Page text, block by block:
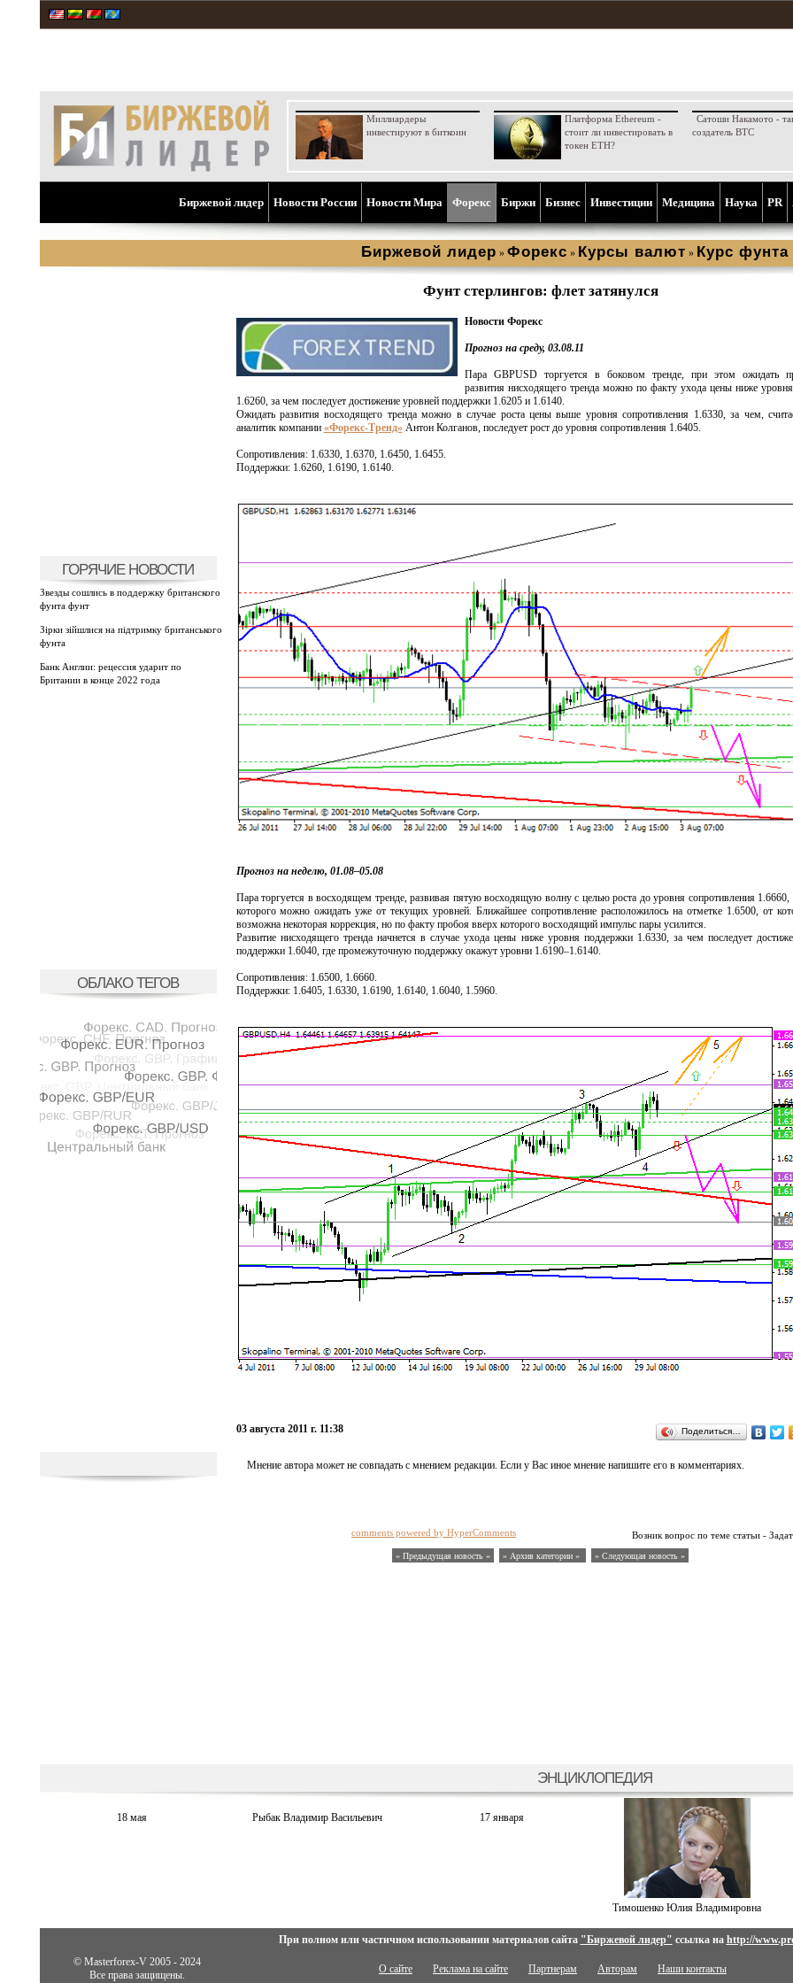
Миллиардеры
инвестируют в биткоин
Платформа Ethereum -
стоит ли инвестировать в
токен ETH?
Сатоши Накамото -
создатель BTC
Биржевой лидер Новости России Новости Мира Форекс Биржи Бизнес Инвестиции Медицина Наука PR
Биржевой лидер » Форекс » Курсы валют » Курс фунта
ГОРЯЧИЕ НОВОСТИ
Звезды сошлись в поддержку британского
фунта фунт
Зірки зійшлися на підтримку британського
фунта
Банк Англии: рецессия ударит по
Британии в конце 2022 года
ОБЛАКО ТЕГОВ
Фунт стерлингов: флет затянулся
Новости Форекс
Прогноз на среду, 03.08.11
Пара GBPUSD торгуется в боковом тренде, при этом ожидать
развития нисходящего тренда можно по факту ухода цены ниже
1.6260, за чем последует достижение уровней поддержки 1.6205 и 1.6140.
Ожидать развития восходящего тренда можно в случае роста цены выше уровня сопротивления 1.6330, за чем,
аналитик компании «Форекс-Тренд»Антон Колганов, последует рост до уровня сопротивления 1.6405.
Сопротивления: 1.6330, 1.6370, 1.6450, 1.6455.
Поддержки: 1.6260, 1.6190, 1.6140.
Прогноз на неделю, 01.08–05.08
Пара торгуется в восходящем тренде, развивая пятую восходящую волну с целью роста до уровня сопротивления 1.6660,
которого можно ожидать уже от текущих уровней. Ближайшее сопротивление расположилось на отметке 1.6500, от
возможна некоторая коррекция, но по факту пробоя вверх которого восходящий импульс пары усилится.
Развитие нисходящего тренда начнется в случае ухода цены ниже уровня поддержки 1.6330, за чем последует
поддержки 1.6040, где промежуточную поддержку окажут уровни 1.6190–1.6140.
Сопротивления: 1.6500, 1.6660.
Поддержки: 1.6405, 1.6330, 1.6190, 1.6140, 1.6040, 1.5960.
03 августа 2011 г. 11:38 Поделиться…
Мнение автора может не совпадать с мнением редакции. Если у Вас иное мнение напишите его в комментариях.
Возник вопрос по теме статьи -
comments powered by HyperComments
« Предыдущая новость « » Архив категории « » Следующая новость »
ЭНЦИКЛОПЕДИЯ
18 мая Рыбак Владимир Васильевич 17 января
Тимошенко Юлия Владимировна
При полном или частичном использовании материалов сайта "Биржевой лидер" ссылка на http://
© Masterforex-V 2005 - 2024
Все права защищены.
О сайте Реклама на сайте Партнерам Авторам Наши контакты